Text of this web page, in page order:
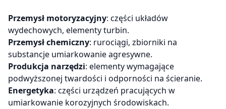
Przemysł motoryzacyjny: części układów
wydechowych, elementy turbin.
Przemysł chemiczny: rurociągi, zbiorniki na
substancje umiarkowanie agresywne.
Produkcja narzędzi: elementy wymagające
podwyższonej twardości i odporności na ścieranie.
Energetyka: części urządzeń pracujących w
umiarkowanie korozyjnych środowiskach.